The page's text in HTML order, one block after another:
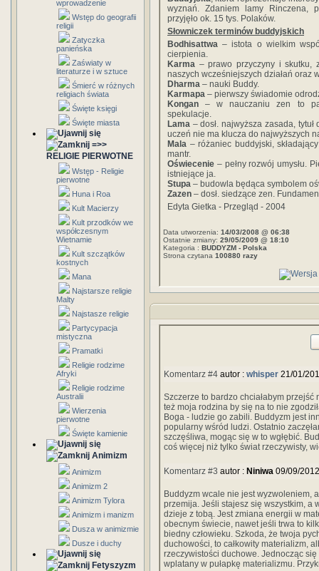
wprowadzenie
Wstęp do geografii
religii
Zatyczka
panieńska
Zaświaty w
literaturze i w sztuce
Śmierć w różnych
religiach świata
Święte księgi
Święte miasta
=>>
RELIGIE PIERWOTNE
Wstęp - Religie
pierwotne
Huna i Roa
Kult Macierzy
Kult przodków we
współczesnym
Wietnamie
Kult szczątków
kostnych
Mana
Najstarsze religie
Malty
Najstasze religie
Partycypacja
mistyczna
Pramatki
Religie rodzime
Afryki
Religie rodzime
Australii
Wierzenia
pierwotne
Święte kamienie
Animizm
Animizm
Animizm 2
Animizm Tylora
Animizm i manizm
Dusza w animizmie
Dusze i duchy
Fetyszyzm
wyznań. Zdaniem lamy Rinczena,
przyjęło ok. 15 tys. Polaków.
Słowniczek terminów buddyjskich
Bodhisattwa – istota o wielkim
cierpienia.
Karma – prawo przyczyny i skutku,
naszych wcześniejszych działań oraz
Dharma – nauki Buddy.
Karmapa – pierwszy świadomie
Kongan– w nauczaniu zen to
spekulacje.
Lama – dosł. najwyższa zasada,
uczeń nie ma klucza do najwyższych
Mala – różaniec buddyjski,
mantr.
Oświecenie – pełny rozwój umysłu.
istniejące ja.
Stupa – budowla będąca symbolem
Zazen – dosł. siedzące zen.
Edyta Gietka - Przegląd - 2004
Data utworzenia: 14/03/2008 @ 06:38
Ostatnie zmiany: 29/05/2009 @ 18:10
Kategoria : BUDDYZM - Polska
Strona czytana 100880 razy
Komentarz #4 autor : whisper 21/01/
Szczerze to bardzo chciałabym
też moja rodzina by się na to nie
Boga - ludzie go zabili. Buddyzm jest
popularny wśród ludzi. Ostatnio
szczęśliwa, mogąc się w to wgłębić.
coś więcej niż tylko świat rzeczywisty,
Komentarz #3 autor : Niniwa 09/09/
Buddyzm wcale nie jest wyzwoleniem,
przemija. Jeśli stajesz się wszystkim, a
dzieje z tobą. Jest zmiana energii w
obecnym świecie, nawet jeśli trwa to
biedny człowieku. Szkoda, że twoja
duchowości, to całkowity materializm,
rzeczywistości duchowe. Jednocząc
wplatany w pułapkę materializmu.